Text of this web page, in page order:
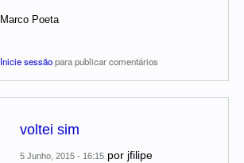
Marco Poeta
Inicie sessãopara publicar comentários
voltei sim
5 Junho, 2015 - 16:15 por jfilipe